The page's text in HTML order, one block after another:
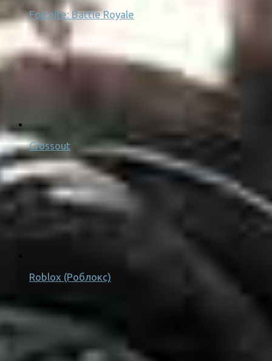
Fortnite: Battle Royale
Crossout
Roblox (Роблокс)